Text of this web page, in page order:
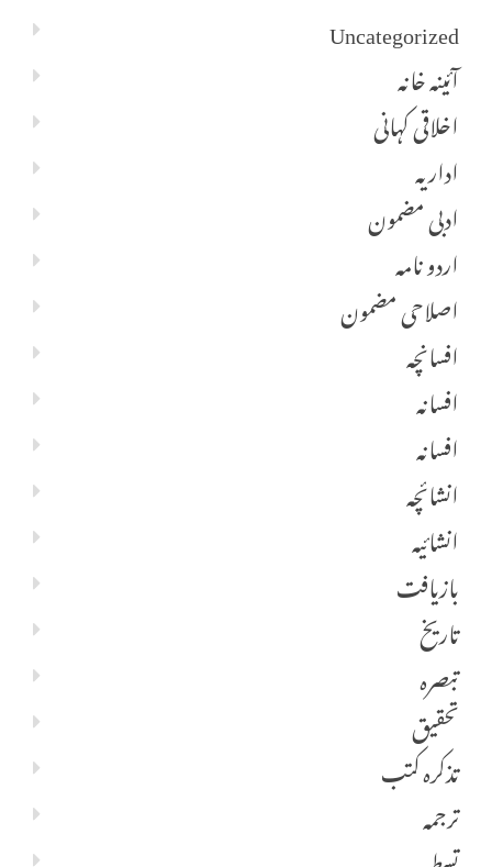
Uncategorized
آئینہ خانہ
اخلاقی کہانی
اداریہ
ادبی مضمون
اردو نامہ
اصلاحی مضمون
افسانچہ
افسانہ
افسانہ
انشائچہ
انشائیہ
بازیافت
تاریخ
تبصرہ
تحقیق
تذکرہ کتب
ترجمہ